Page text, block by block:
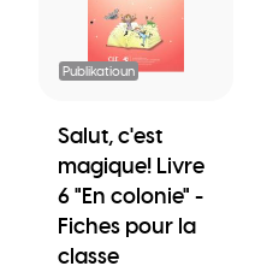
Publikatioun
Salut, c'est
magique! Livre
6 "En colonie" -
Fiches pour la
classe